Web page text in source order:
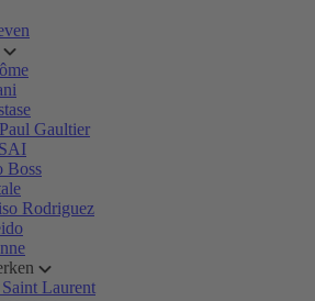
Gaultier
Boss
Rodriguez
Laurent